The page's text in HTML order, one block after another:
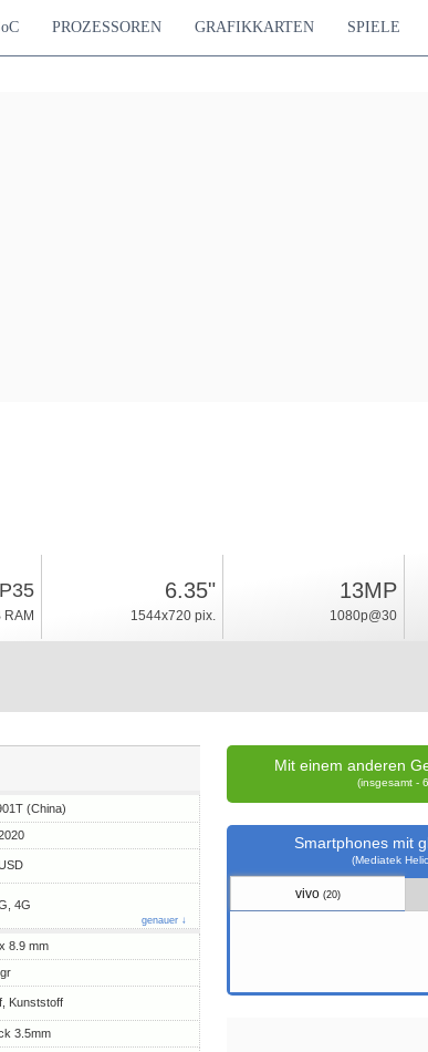
PROZESSOREN GRAFIKKARTEN SPIELE
9
RAM
6.35"
1544x720 pix.
13MP
1080p@30
(China)
4G
genauer ↓
8.9 mm
Kunststoff
3.5mm
Mit einem anderen
(insgesamt -
Smartphones mit
(Mediatek
vivo (20)